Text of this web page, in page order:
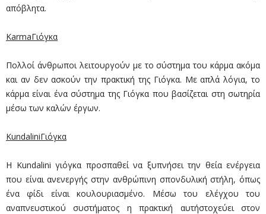
απόβλητα.
KarmaΓιόγκα
Πολλοί άνθρωποι λειτουργούν με το σύστημα του κάρμα ακόμα
και αν δεν ασκούν την πρακτική της Γιόγκα. Με απλά λόγια, το
κάρμα είναι ένα σύστημα της Γιόγκα που βασίζεται στη σωτηρία
μέσω των καλών έργων.
KundaliniΓιόγκα
Η Kundalini γιόγκα προσπαθεί να ξυπνήσει την θεία ενέργεια
που είναι ανενεργής στην ανθρώπινη σπονδυλική στήλη, όπως
ένα φίδι είναι κουλουριασμένο. Μέσω του ελέγχου του
αναπνευστικού συστήματος η πρακτική αυτήστοχεύει στον